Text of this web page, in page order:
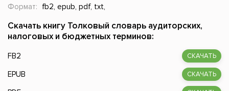
Формат:
fb2, epub, pdf, txt,
Скачать книгу Толковый словарь аудиторских,
налоговых и бюджетных терминов:
FB2 СКАЧАТЬ
EPUB СКАЧАТЬ